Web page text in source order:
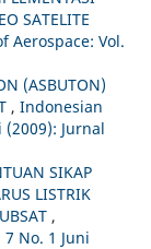
SATELITE
Aerospace: Vol.
(ASBUTON)
, Indonesian
(2009): Jurnal
SIKAP
LISTRIK
,
No. 1 Juni